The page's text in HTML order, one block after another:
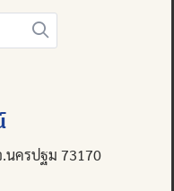
นครปฐม 73170